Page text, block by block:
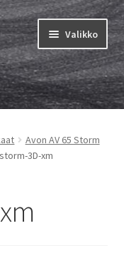
Valikko
tason
Avon AV 65 Storm
3D-xm